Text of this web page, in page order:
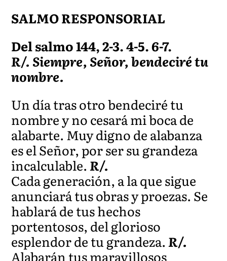
SALMO RESPONSORIAL
Del salmo 144, 2-3. 4-5. 6-7.
R/. Siempre, Señor, bendeciré tu
nombre.
Un día tras otro bendeciré tu
nombre y no cesará mi boca de
alabarte. Muy digno de alabanza
es el Señor, por ser su grandeza
incalculable.R/.
Cada generación, a la que sigue
anunciará tus obras y proezas. Se
hablará de tus hechos
portentosos, del glorioso
esplendor de tu grandeza.R/.
Alabarán tus maravillosos